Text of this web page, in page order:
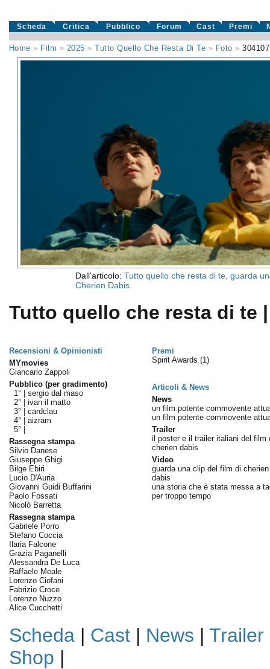
Scheda Critica Pubblico Forum Cast Premi
Home » Film » 2025 »Tutto Quello Che Resta Di Te » Foto »304107
Dall'articolo: Tutto quello che resta di te, guarda
Cherien Dabis.
Tutto quello che resta di te
Recensioni & Opinionisti
Premi
MYmovies
Giancarlo Zappoli
Pubblico (per gradimento)
1° | sergio dal maso
2° | ivan il matto
3° | cardclau
4° | aizram
5° |
Rassegna stampa
Silvio Danese
Giuseppe Ghigi
Bilge Ebiri
Lucio D'Auria
Giovanni Guidi Buffarini
Paolo Fossati
Nicolò Barretta
Rassegna stampa
Gabriele Porro
Stefano Coccia
Ilaria Falcone
Grazia Paganelli
Alessandra De Luca
Raffaele Meale
Lorenzo Ciofani
Fabrizio Croce
Lorenzo Nuzzo
Alice Cucchetti
Spirit Awards (1)
Articoli & News
News
un film potente commovente
un film potente commovente
Trailer
il poster e il trailer italiani del film
cherien dabis
Video
guarda una clip del film di cherien
dabis
una storia che è stata messa a
per troppo tempo
Scheda| Cast| News | Trailer
Shop |